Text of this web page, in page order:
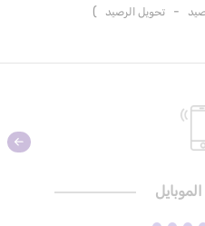
- تحويل الرصيد )